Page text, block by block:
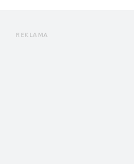
REKLAMA